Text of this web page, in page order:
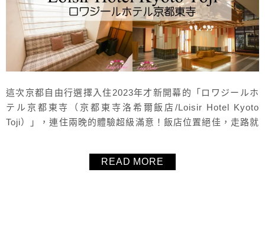
這次京都自由行選擇入住2023年才新開幕的「ロワジールホ
テル京都東寺（京都東寺洛希爾飯店/Loisir Hotel Kyoto
Toji）」，連住兩晚的體驗超級滿意！飯店位置絕佳，走路就
淨又舒適，床鋪好睡到一覺到天亮，還能自行調整室內溫
度，非常貼心。價格更是令人驚喜，櫻花季旺季也能符合小
READ MORE